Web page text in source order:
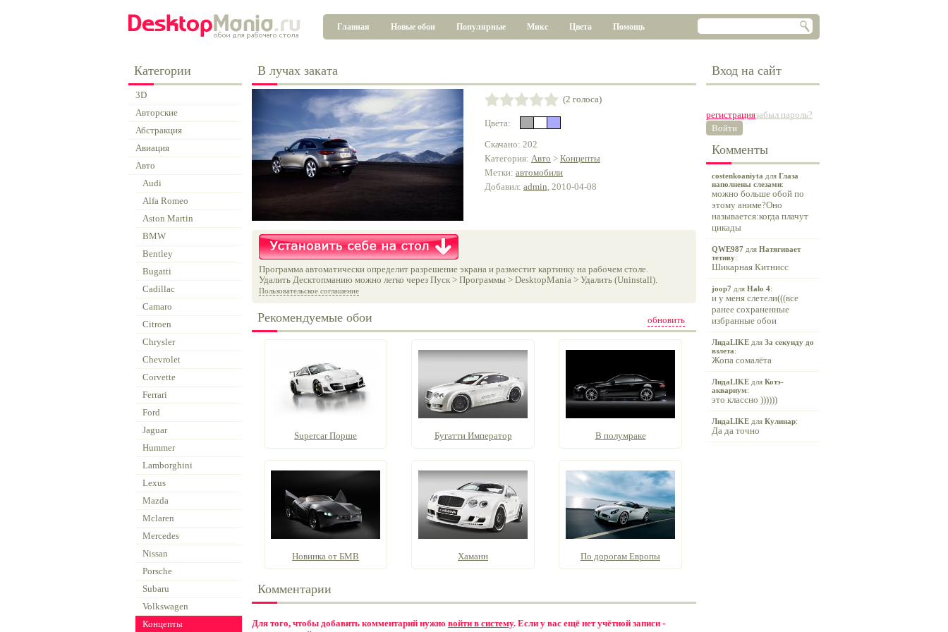
Главная Новые обои Популярные Микс Цвета Помощь
Категории
3D
Авторские
Абстракция
Авиация
Авто
Audi
Alfa Romeo
Aston Martin
BMW
Bentley
Bugatti
Cadillac
Camaro
Citroen
Chrysler
Chevrolet
Corvette
Ferrari
Ford
Jaguar
Hummer
Lamborghini
Lexus
Mazda
Mclaren
Mercedes
Nissan
Porsche
Subaru
Volkswagen
Концепты
В лучах заката
(2 голоса)
Цвета:
Скачано: 202
Категория: Авто > Концепты
Метки: автомобили
Добавил: admin, 2010-04-08
Программа автоматически определит разрешение экрана и разместит картинку на рабочем столе.
Удалить Десктопманию можно легко через Пуск > Программы > DesktopMania > Удалить (Uninstall).
Пользовательское соглашение
обновить
Рекомендуемые обои
Supercar Порше Бугатти Император В полумраке
Новинка от БМВ Хаманн По дорогам Европы
Комментарии
Для того, чтобы добавить комментарий нужно войти в систему. Если у вас ещё нет учётной записи -
Вход на сайт
регистрациязабыл пароль?
Войти
Комменты
costenkoaniyta для Глаза
наполнены слезами:
можно больше обой по
этому аниме?Оно
называется:когда плачут
цикады
QWE987 для Натягивает
тетиву:
Шикарная Китнисс
joop7 для Halo 4:
и у меня слетели(((все
ранее сохраненные
избранные обои
ЛидаLIKE для За секунду до
взлета:
Жопа сомалёта
ЛидаLIKE для Котэ-
аквариум:
это классно ))))))
ЛидаLIKE для Кулинар:
Да да точно